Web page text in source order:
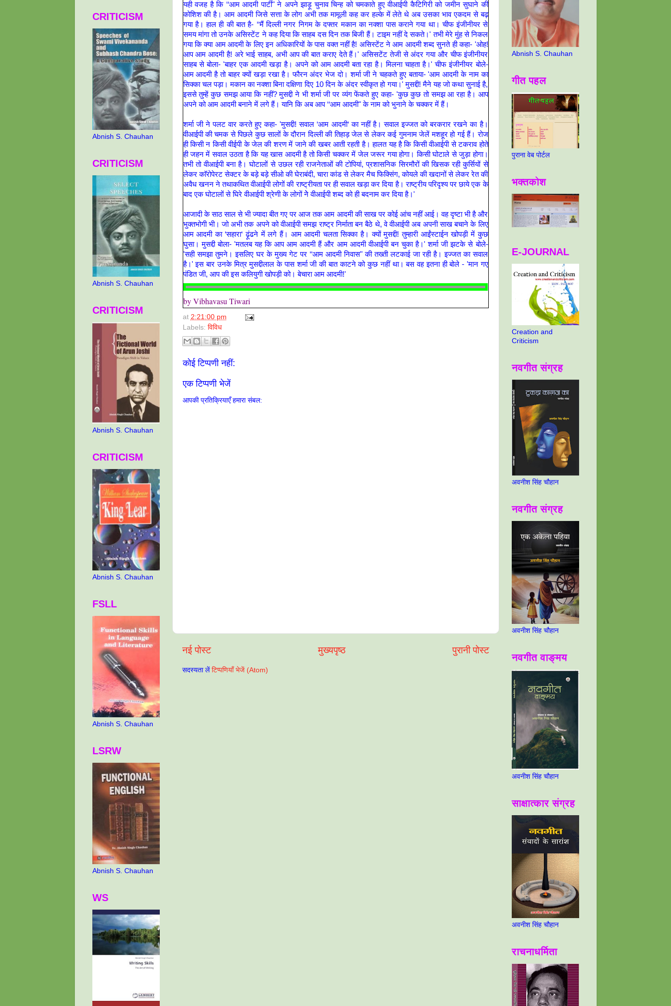
यही वजह है कि ‘‘आम आदमी पार्टी" ने अपने झाड़ू चुनाव चिन्ह को चमकाते हुए वीआईपी कैटिगिरी को जमीन सुघाने की
कोशिश की है। आम आदमी जिसे सत्ता के लोग अभी तक मामूली कह कर हल्के में लेते थे अब उसका भाव एकदम से बढ़
गया है। हाल ही की बात है- ‘‘मैं दिल्ली नगर निगम के दफ्तर मकान का नक्शा पास कराने गया था। चीफ इंजीनीयर से
समय मांगा तो उनके असिस्टेंट ने कह दिया कि साहब दस दिन तक बिजी हैं। टाइम नहीं दे सकते।' तभी मेरे मुंह से निकल
गया कि क्या आम आदमी के लिए इन अधिकारियों के पास वक्त नहीं है! असिस्टेंट ने आम आदमी शब्द सुनते ही कहा- 'ओह!
आप आम आदमी है! अरे भाई साहब, अभी आप की बात कराए देते हैं।' असिसटेंट तेजी से अंदर गया और चीफ इंजीनीयर
साहब से बोला- 'बाहर एक आदमी खड़ा है। अपने को आम आदमी बता रहा है। मिलना चाहता है।' चीफ इंजीनीयर बोले-
आम आदमी है तो बाहर क्यों खड़ा रखा है। फौरन अंदर भेज दो। शर्मा जी ने चहकते हुए बताया- 'आम आदमी के नाम का
सिक्का चल पड़ा। मकान का नक्शा बिना दक्षिणा दिए 10 दिन के अंदर स्वीकृत हो गया।' मुसद्दी! मैने यह जो कथा सुनाई है,
इससे तुम्हें कुछ समझ आया कि नहीं? मुसद्दी ने भी शर्मा जी पर व्यंग फेंकते हुए कहा- 'कुछ कुछ तो समझ आ रहा है। आप
अपने को आम आदमी बनाने में लगे हैं। यानि कि अब आप ‘‘आम आदमी" के नाम को भुनाने के चक्कर में हैं।
शर्मा जी ने पलट वार करते हुए कहा- 'मुसद्दी! सवाल ‘आम आदमी‘ का नहीं है। सवाल इज्जत को बरकरार रखने का है।
वीआईपी की चमक से पिछले कुछ सालों के दौरान दिल्ली की तिहाड़ जेल से लेकर कई गुमनाम जेलें मशहूर हो गई हैं। रोज
ही किसी न किसी वीईपी के जेल की शरण में जाने की खबर आती रहती है। हालत यह है कि किसी वीआईपी से टकराव होते
ही जहन में सवाल उठता है कि यह खास आदमी है तो किसी चक्कर में जेल जरूर गया होगा। किसी घोटाले से जुड़ा होगा।
तभी तो वीआईपी बना है। घोटालों से उछल रही राजनेताओं की टोपियां, प्रशासनिक सिरमौरों की खिसक रही कुर्सियों से
लेकर काॅरोपेरट सेक्टर के बड़े बड़े सीओ की घेराबंदी, चारा कांड से लेकर मैच फिक्सिंग, कोयले की खदानों से लेकर रेत की
अवैध खनन ने तथाकथित वीआईपी लोगों की राष्ट्रीयता पर ही सवाल खड़ा कर दिया है। राष्ट्रीय परिदृश्य पर छाये एक के
बाद एक घोटालों से घिरे वीआईपी श्रेणी के लोगों नेे वीआईपी शब्द को ही बदनाम कर दिया है।'
आजादी के साठ साल से भी ज्यादा बीत गए पर आज तक आम आदमी की साख पर कोई आंच नहीं आई। वह दृष्टा भी है और
भुक्तभोगी भी। जो अभी तक अपने को वीआईपी समझ राष्ट्र निर्माता बन बैठे थे, वे वीआईपी अब अपनी साख बचाने के लिए
आम आदमी का ‘सहारा‘ ढ़ूंढने में लगे हैं। आम आदमी चलता सिक्का है। क्यों मुसद्दी! तुम्हारी आईंस्टाईन खोपड़ी में कुछ
घुसा। मुसद्दी बोला- 'मतलब यह कि आप आम आदमी हैं और आम आदमी वीआईपी बन चुका है।' शर्मा जी झटके से बोले-
'सही समझा तुमने। इसलिए घर के मुख्य गेट पर ‘‘आम आदमी निवास" की तख्ती लटकाई जा रही है। इज्जत का सवाल
है।' इस बार उनके मित्र मुसद्दीलाल के पास शर्मा जी की बात काटने को कुछ नहीं था। बस वह इतना ही बोले - 'मान गए
पंडित जी, आप की इस कलियुगी खोपड़ी को। बेचारा आम आदमी!'
by Vibhavasu Tiwari
at 2:21:00 pm
Labels: विविध
कोई टिप्पणी नहीं:
एक टिप्पणी भेजें
आपकी प्रतिक्रियाएँ हमारा संबल:
नई पोस्ट पुरानी पोस्ट
मुख्यपृष्ठ
सदस्यता लें टिप्पणियाँ भेजें (Atom)
CRITICISM
Abnish S. Chauhan
CRITICISM
Abnish S. Chauhan
CRITICISM
Abnish S. Chauhan
CRITICISM
Abnish S. Chauhan
FSLL
Abnish S. Chauhan
LSRW
Abnish S. Chauhan
WS
Abnish S. Chauhan
गीत पहल
पुराना वेब पोर्टल
भक्तकोश
E-JOURNAL
Creation and
Criticism
नवगीत संग्रह
अवनीश सिंह चौहान
नवगीत संग्रह
अवनीश सिंह चौहान
नवगीत वाङ्मय
अवनीश सिंह चौहान
साक्षात्कार संग्रह
अवनीश सिंह चौहान
राचनाधर्मिता